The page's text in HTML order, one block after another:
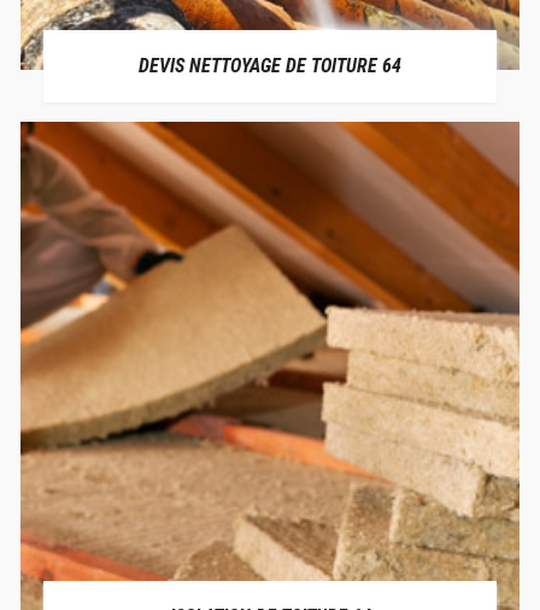
DEVIS NETTOYAGE DE TOITURE 64